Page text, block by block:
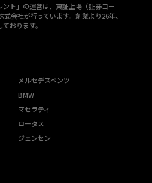
ント」の運営は、東証上場（証券コー
会社が行っています。創業より26年、
おります。
メルセデスベンツ
BMW
マセラティ
ロータス
ジェンセン